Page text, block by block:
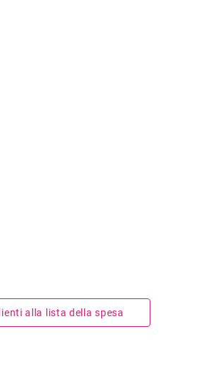
alla lista della spesa